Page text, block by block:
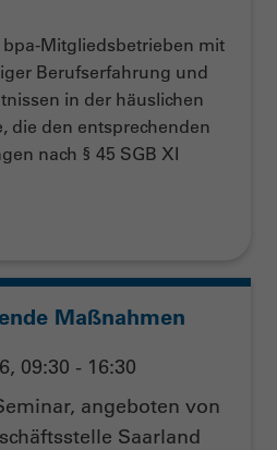
Mitgliedsbetrieben mit
Berufserfahrung und
in der häuslichen
die den entsprechenden
nach § 45 SGB XI
Maßnahmen
09:30 - 16:30
angeboten von
Saarland